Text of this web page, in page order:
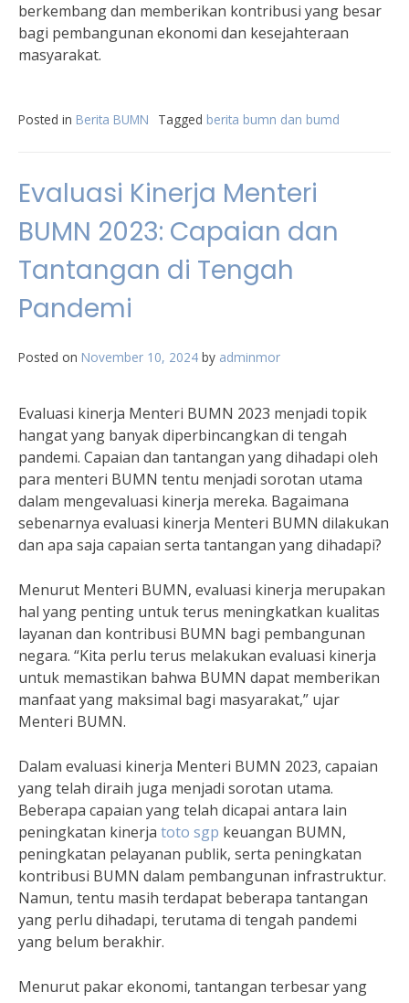
berkembang dan memberikan kontribusi yang besar
bagi pembangunan ekonomi dan kesejahteraan
masyarakat.
Posted in Berita BUMN Tagged berita bumn dan bumd
Evaluasi Kinerja Menteri
BUMN 2023: Capaian dan
Tantangan di Tengah
Pandemi
Posted on November 10, 2024 by adminmor
Evaluasi kinerja Menteri BUMN 2023 menjadi topik
hangat yang banyak diperbincangkan di tengah
pandemi. Capaian dan tantangan yang dihadapi oleh
para menteri BUMN tentu menjadi sorotan utama
dalam mengevaluasi kinerja mereka. Bagaimana
sebenarnya evaluasi kinerja Menteri BUMN dilakukan
dan apa saja capaian serta tantangan yang dihadapi?
Menurut Menteri BUMN, evaluasi kinerja merupakan
hal yang penting untuk terus meningkatkan kualitas
layanan dan kontribusi BUMN bagi pembangunan
negara. “Kita perlu terus melakukan evaluasi kinerja
untuk memastikan bahwa BUMN dapat memberikan
manfaat yang maksimal bagi masyarakat,” ujar
Menteri BUMN.
Dalam evaluasi kinerja Menteri BUMN 2023, capaian
yang telah diraih juga menjadi sorotan utama.
Beberapa capaian yang telah dicapai antara lain
peningkatan kinerja toto sgp keuangan BUMN,
peningkatan pelayanan publik, serta peningkatan
kontribusi BUMN dalam pembangunan infrastruktur.
Namun, tentu masih terdapat beberapa tantangan
yang perlu dihadapi, terutama di tengah pandemi
yang belum berakhir.
Menurut pakar ekonomi, tantangan terbesar yang